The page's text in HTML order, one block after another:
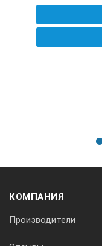
КОМПАНИЯ
Производители